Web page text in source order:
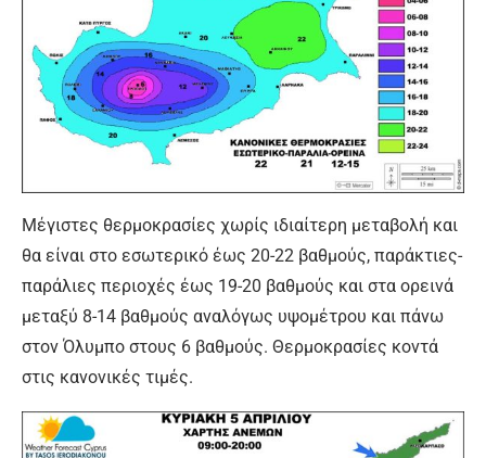
Μέγιστες θερμοκρασίες χωρίς ιδιαίτερη μεταβολή και
θα είναι στο εσωτερικό έως 20-22 βαθμούς, παράκτιες-
παράλιες περιοχές έως 19-20 βαθμούς και στα ορεινά
μεταξύ 8-14 βαθμούς αναλόγως υψομέτρου και πάνω
στον Όλυμπο στους 6 βαθμούς. Θερμοκρασίες κοντά
στις κανονικές τιμές.